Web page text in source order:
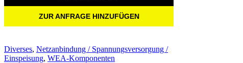
ZUR ANFRAGE HINZUFÜGEN
Diverses, Netzanbindung / Spannungsversorgung /
Einspeisung, WEA-Komponenten